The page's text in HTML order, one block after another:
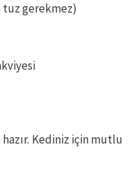
tuz gerekmez)
Kediniz için mutlu